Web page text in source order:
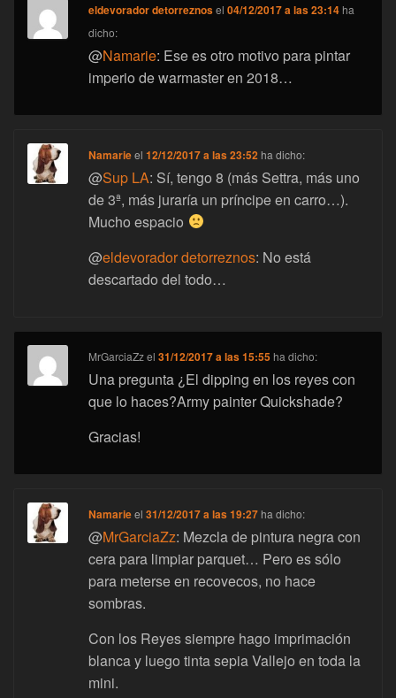
eldevorador detorreznosel04/12/2017 a las 23:14 ha
dicho:
@Namarie: Ese es otro motivo para pintar
imperio de warmaster en 2018…
Namarieel12/12/2017 a las 23:52 ha dicho:
@Sup LA: Sí, tengo 8 (más Settra, más uno
de 3ª, más juraría un príncipe en carro…).
Mucho espacio
@eldevorador detorreznos: No está
descartado del todo…
MrGarciaZzel31/12/2017 a las 15:55 ha dicho:
Una pregunta ¿El dipping en los reyes con
que lo haces?Army painter Quickshade?
Gracias!
Namarieel31/12/2017 a las 19:27 ha dicho:
@MrGarciaZz: Mezcla de pintura negra con
cera para limpiar parquet… Pero es sólo
para meterse en recovecos, no hace
sombras.
Con los Reyes siempre hago imprimación
blanca y luego tinta sepia Vallejo en toda la
mini.